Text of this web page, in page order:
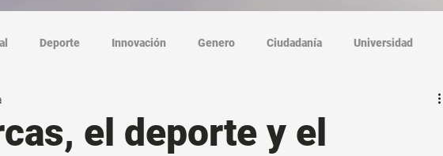
Deporte Innovación Genero Ciudadanía Universidad
el deporte y el